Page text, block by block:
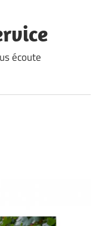
écoute